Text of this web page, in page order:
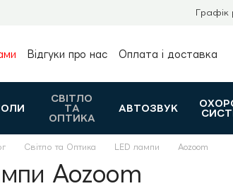
Графік
Відгуки про нас
Оплата і доставка
СВІТЛО
ТА
ОПТИКА
АВТОЗВУК
Світло та Оптика LED лампи Aozoom
Aozoom